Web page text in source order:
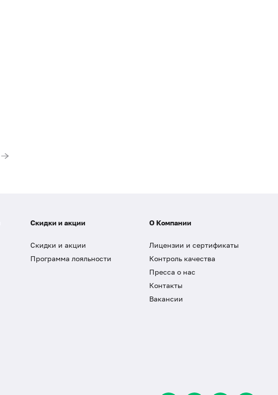
Скидки и акции
Скидки и акции
Программа лояльности
О Компании
Лицензии и сертификаты
Контроль качества
Пресса о нас
Контакты
Вакансии